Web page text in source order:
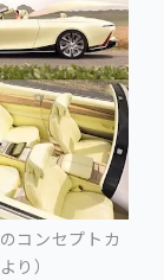
コンセプトカ
より）